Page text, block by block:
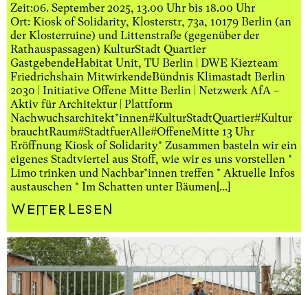
Zeit:06. September 2025, 13.00 Uhr bis 18.00 Uhr
Ort: Kiosk of Solidarity, Klosterstr, 73a, 10179 Berlin (an
der Klosterruine) und Littenstraße (gegenüber der
Rathauspassagen) KulturStadt Quartier
GastgebendeHabitat Unit, TU Berlin | DWE Kiezteam
Friedrichshain MitwirkendeBündnis Klimastadt Berlin
2030 | Initiative Offene Mitte Berlin | Netzwerk AfA –
Aktiv für Architektur | Plattform
Nachwuchsarchitekt*innen#KulturStadtQuartier#Kultur
brauchtRaum#StadtfuerAlle#OffeneMitte 13 Uhr
Eröffnung Kiosk of Solidarity* Zusammen basteln wir ein
eigenes Stadtviertel aus Stoff, wie wir es uns vorstellen *
Limo trinken und Nachbar*innen treffen * Aktuelle Infos
austauschen * Im Schatten unter Bäumen[...]
Weiterlesen